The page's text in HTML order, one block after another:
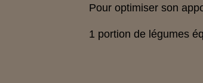
Pour optimiser son
1 portion de légumes